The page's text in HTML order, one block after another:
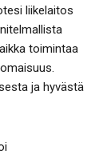
liikelaitos
toimintaa
ja hyvästä